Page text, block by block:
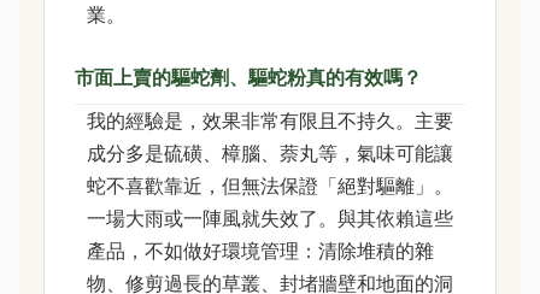
業。
市面上賣的驅蛇劑、驅蛇粉真的有效嗎？
我的經驗是，效果非常有限且不持久。主要
成分多是硫磺、樟腦、萘丸等，氣味可能讓
蛇不喜歡靠近，但無法保證「絕對驅離」。
一場大雨或一陣風就失效了。與其依賴這些
產品，不如做好環境管理：清除堆積的雜
物、修剪過長的草叢、封堵牆壁和地面的洞